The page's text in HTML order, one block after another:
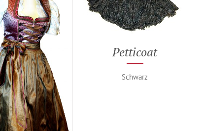
Petticoat
Schwarz